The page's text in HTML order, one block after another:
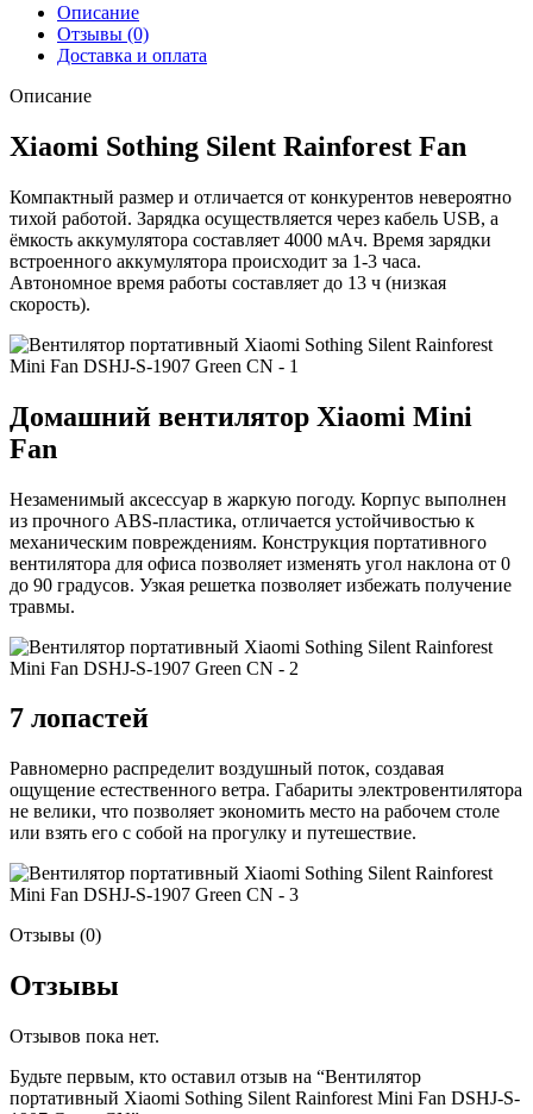
Описание
Отзывы (0)
Доставка и оплата
Описание
Xiaomi Sothing Silent Rainforest Fan
Компактный размер и отличается от конкурентов невероятно
тихой работой. Зарядка осуществляется через кабель USB, а
ёмкость аккумулятора составляет 4000 мАч. Время зарядки
встроенного аккумулятора происходит за 1-3 часа.
Автономное время работы составляет до 13 ч (низкая
скорость).
Домашний вентилятор Xiaomi Mini
Fan
Незаменимый аксессуар в жаркую погоду. Корпус выполнен
из прочного ABS-пластика, отличается устойчивостью к
механическим повреждениям. Конструкция портативного
вентилятора для офиса позволяет изменять угол наклона от 0
до 90 градусов. Узкая решетка позволяет избежать получение
травмы.
7 лопастей
Равномерно распределит воздушный поток, создавая
ощущение естественного ветра. Габариты электровентилятора
не велики, что позволяет экономить место на рабочем столе
или взять его с собой на прогулку и путешествие.
Отзывы (0)
Отзывы
Отзывов пока нет.
Будьте первым, кто оставил отзыв на “Вентилятор
портативный Xiaomi Sothing Silent Rainforest Mini Fan DSHJ-S-